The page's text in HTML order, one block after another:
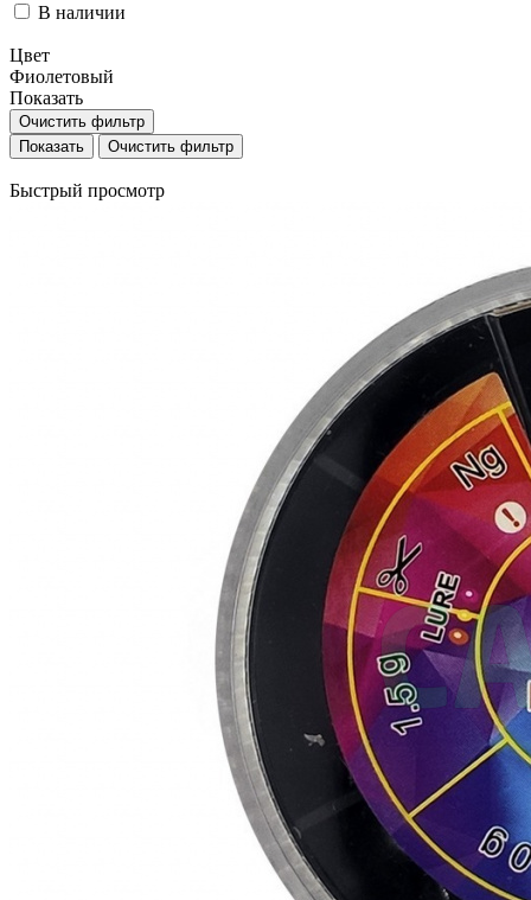
В наличии
Цвет
Фиолетовый
Показать
Очистить фильтр
Очистить фильтр
Быстрый просмотр